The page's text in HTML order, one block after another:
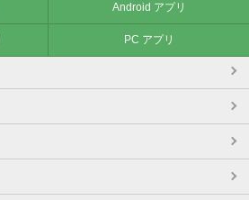
Android アプリ
PC アプリ